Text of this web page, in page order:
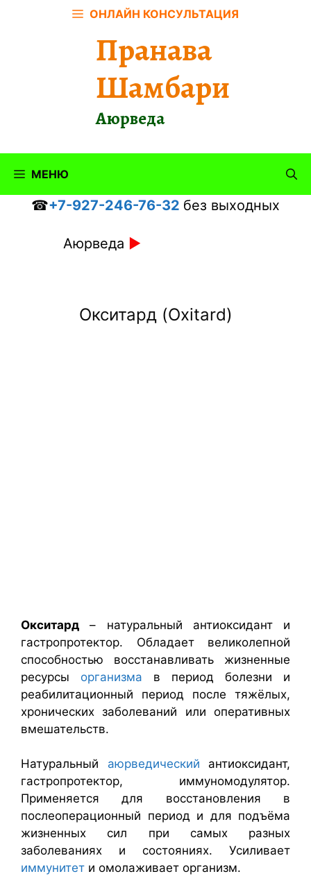
ОНЛАЙН КОНСУЛЬТАЦИЯ
Пранава
Шамбари
Аюрведа
МЕНЮ
☎+7-927-246-76-32 без выходных
Аюрведа ►
Окситард (Oxitard)
Окситард – натуральный антиоксидант и
гастропротектор. Обладает великолепной
способностью восстанавливать жизненные
ресурсы организма в период болезни и
реабилитационный период после тяжёлых,
хронических заболеваний или оперативных
вмешательств.
Натуральный аюрведический антиоксидант,
гастропротектор, иммуномодулятор.
Применяется для восстановления в
послеоперационный период и для подъёма
жизненных сил при самых разных
заболеваниях и состояниях. Усиливает
иммунитет и омолаживает организм.